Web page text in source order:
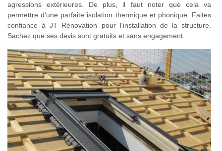
agressions extérieures. De plus, il faut noter que cela va
permettre d'une parfaite isolation thermique et phonique. Faites
confiance à JT Rénovation pour l'installation de la structure.
Sachez que ses devis sont gratuits et sans engagement.